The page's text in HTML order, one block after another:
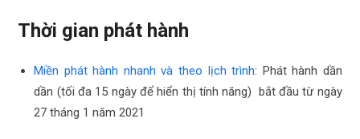
Thời gian phát hành
Miền phát hành nhanh và theo lịch trình: Phát hành dần
dần (tối đa 15 ngày để hiển thị tính năng) bắt đầu từ ngày
27 tháng 1 năm 2021